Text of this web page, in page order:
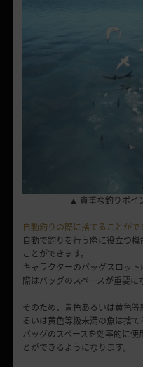
▲ 貴重な釣りポイ
自動釣りの際に捨てることが
自動で釣りを行う際に役立つ
ことができます。
キャラクターのバッグスロッ
際はバッグのスペースが重要に
そのため、青色あるいは黄色
るいは黄色等級未満の魚は捨て
バッグのスペースを効率的に
とができるようになります。